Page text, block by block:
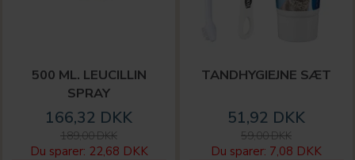
500 ML. LEUCILLIN
SPRAY
166,32 DKK
189,00 DKK
Du sparer: 22,68 DKK
TANDHYGIEJNE SÆT
51,92 DKK
59,00 DKK
Du sparer: 7,08 DKK